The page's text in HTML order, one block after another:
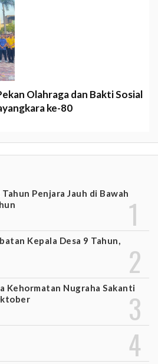
Olahraga dan Bakti Sosial
ke-80
Penjara Jauh di Bawah
Kepala Desa 9 Tahun,
Kehormatan Nugraha Sakanti